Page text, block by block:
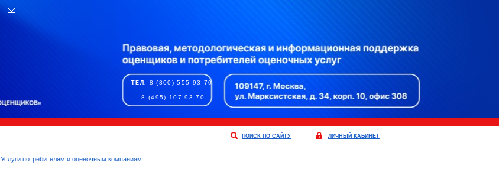
ТЕЛ. 8 (800) 555 93 70
8 (495) 107 93 70
ПОИСК ПО САЙТУ ЛИЧНЫЙ КАБИНЕТ
Услуги потребителям и оценочным компаниям